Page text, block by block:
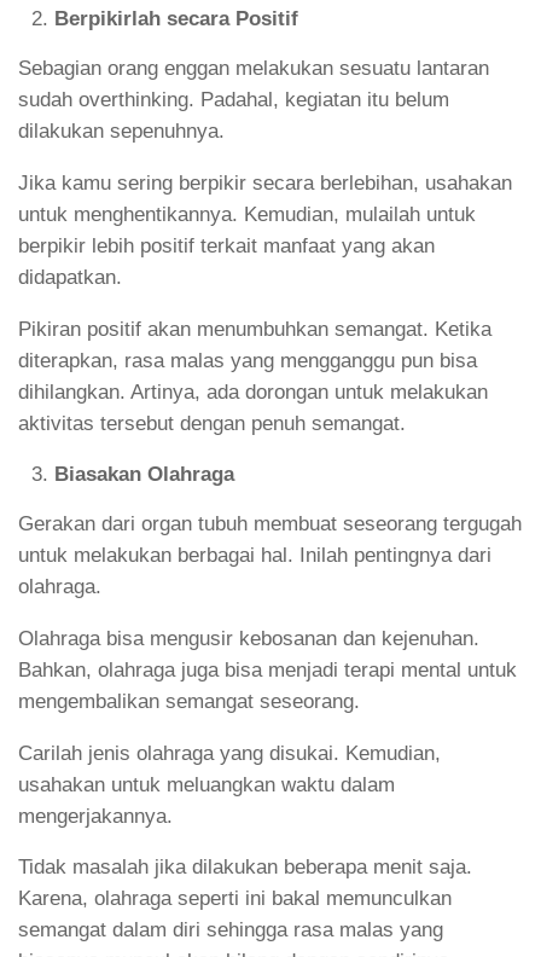
Berpikirlah secara Positif
Sebagian orang enggan melakukan sesuatu lantaran
sudah overthinking. Padahal, kegiatan itu belum
dilakukan sepenuhnya.
Jika kamu sering berpikir secara berlebihan, usahakan
untuk menghentikannya. Kemudian, mulailah untuk
berpikir lebih positif terkait manfaat yang akan
didapatkan.
Pikiran positif akan menumbuhkan semangat. Ketika
diterapkan, rasa malas yang mengganggu pun bisa
dihilangkan. Artinya, ada dorongan untuk melakukan
aktivitas tersebut dengan penuh semangat.
Biasakan Olahraga
Gerakan dari organ tubuh membuat seseorang tergugah
untuk melakukan berbagai hal. Inilah pentingnya dari
olahraga.
Olahraga bisa mengusir kebosanan dan kejenuhan.
Bahkan, olahraga juga bisa menjadi terapi mental untuk
mengembalikan semangat seseorang.
Carilah jenis olahraga yang disukai. Kemudian,
usahakan untuk meluangkan waktu dalam
mengerjakannya.
Tidak masalah jika dilakukan beberapa menit saja.
Karena, olahraga seperti ini bakal memunculkan
semangat dalam diri sehingga rasa malas yang